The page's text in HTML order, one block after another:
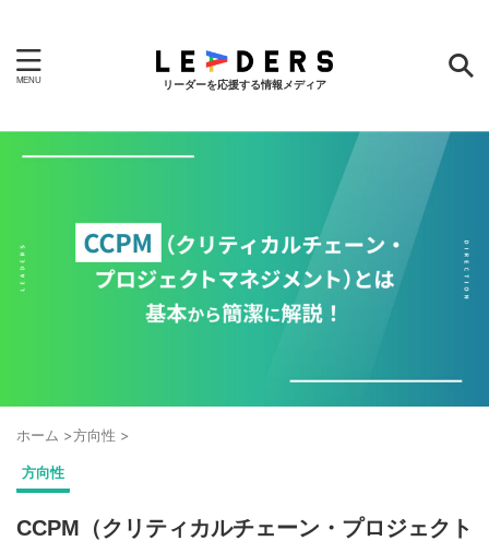
リーダーを応援する情報メディア
ホーム >方向性 >
方向性
CCPM（クリティカルチェーン・プロジェクト